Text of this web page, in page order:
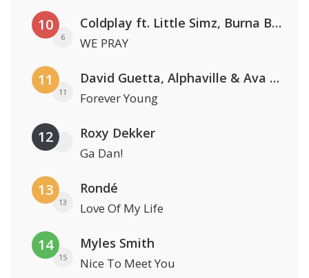
10
6
Coldplay ft. Little Simz, Burna Boy, Elyanna & Tini
WE PRAY
11
11
David Guetta, Alphaville & Ava Max
Forever Young
12 Roxy Dekker
Ga Dan!
13
13
Rondé
Love Of My Life
14
15
Myles Smith
Nice To Meet You